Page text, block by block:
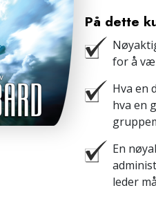
På dette
for å
Hva en
hva en
En
leder